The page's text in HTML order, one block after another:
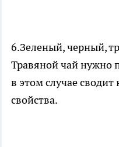
6.Зеленый, черный,
Травяной чай нужно
в этом случае сводит
свойства.